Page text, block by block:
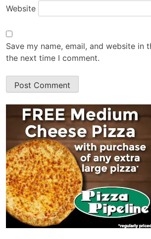
Website
Save my name, email, and website in
the next time I comment.